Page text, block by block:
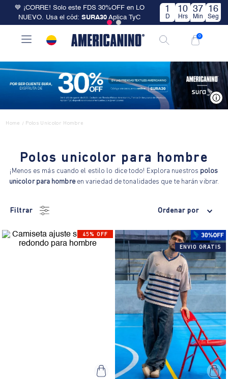
💙 ¡CORRE! Solo este FDS 30%OFF en LO
NUEVO. Usa el cód: SURA30 Aplica TyC
1
D
10
Hrs
37
Min
16
Seg
0
Home / Polos Unicolor Hombre
Polos unicolor para hombre
¡Menos es más cuando el estilo lo dice todo! Explora nuestros polos
unicolor para hombreen variedad de tonalidades que te harán vibrar.
Filtrar Ordenar por
45% OFF
ENVIO GRATIS